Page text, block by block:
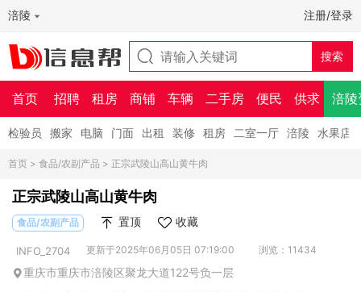
涪陵 注册/登录
首页 招聘 租房 商铺 车辆 二手房 便民 供求 涪陵
检验员 搬家 电脑 门面 出租 装修 租房 二室一厅 涪陵 水果店
首页 > 食品/农副产品 > 正宗武陵山高山黄牛肉
正宗武陵山高山黄牛肉
食品/农副产品 置顶 收藏
INFO_2704 更新于2025年06月05日 07:19:00 浏览：11434
重庆市重庆市涪陵区聚龙大道122号负一层